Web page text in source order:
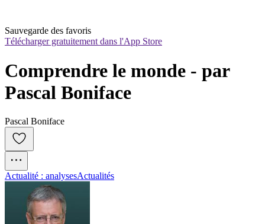
Sauvegarde des favoris
Télécharger gratuitement dans l'App Store
Comprendre le monde - par
Pascal Boniface
Pascal Boniface
Actualité : analysesActualités